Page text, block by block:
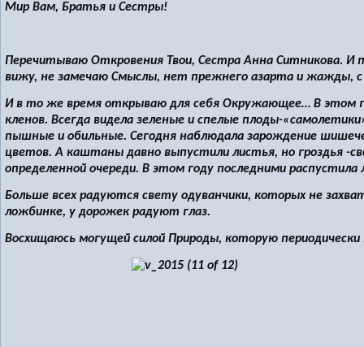
Мир Вам, Братья и Сестры!
Перечитываю Откровения Твои, Сестра Анна Ситникова. И
вижу, не замечаю Смыслы, нет прежнего азарта и жажды,
И в то же время открываю для себя Окружающее… В этом
кленов. Всегда видела зеленые и спелые плоды-
пышные и обильные. Сегодня наблюдала зарождение
цветов. А каштаны давно выпустили листья, но гроздья -
определенной очереди. В этом году последними
Больше всех радуются свету одуванчики, которых не
ложбинке, у дорожек радуют глаз.
Восхищаюсь могущей силой Природы, которую